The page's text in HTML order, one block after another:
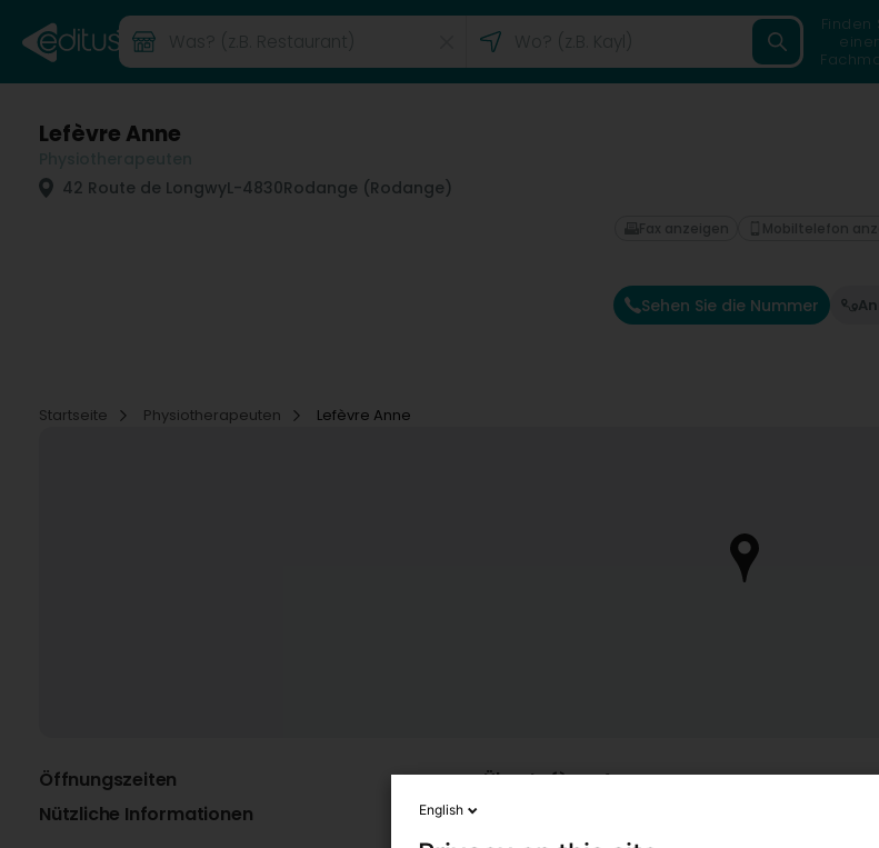
Finden
Lefèvre Anne
42 Route de LongwyL-4830Rodange (Rodange)
Sehen Sie die Nummer
Fax anzeigen Mobiltelefon
Startseite
Physiotherapeuten Lefèvre Anne
Öffnungszeiten
Nützliche Informationen
Über Lefèvre Anne
English